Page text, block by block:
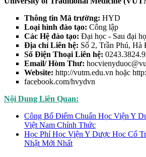
Thông tin Mã trường: HYD
Loại hình đào tạo: Công lập
Các Hệ đào tạo: Đại học - Sau đại
Địa chỉ Liên hệ: Số 2, Trần Phú,
Số Điện Thoại Liên hệ:
Email/ Hòm Thư:
Website: http://vutm.edu.vn hoặc
facebook.com/hvydvn
Nội Dung Liên Quan:
Công Bố Điểm Chuẩn Học Viện Y
Việt Nam Chính Thức
Học Phí Học Viện Y Dược Học Cổ
Nhật Mới Nhất